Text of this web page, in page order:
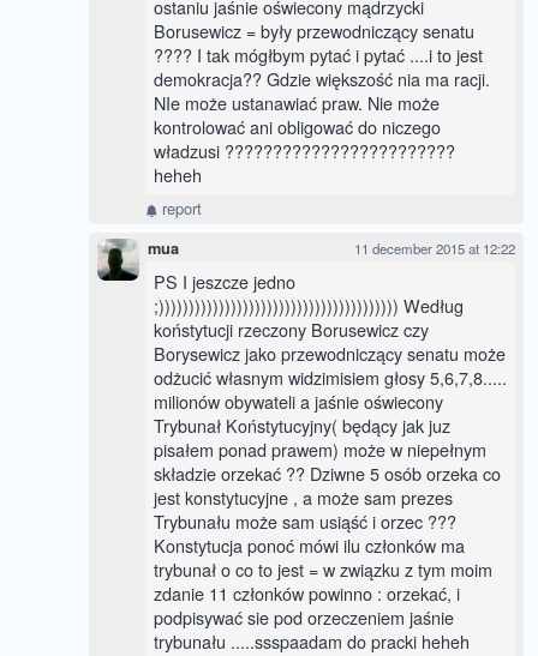
ostaniu jaśnie oświecony mądrzycki
Borusewicz = były przewodniczący senatu
???? I tak mógłbym pytać i pytać ....i to jest
demokracja?? Gdzie większość nia ma racji.
NIe może ustanawiać praw. Nie może
kontrolować ani obligować do niczego
władzusi ????????????????????????
heheh
report
mua 11 december 2015 at 12:22
PS I jeszcze jedno
;)))))))))))))))))))))))))))))))))))))))) Według
koństytucji rzeczony Borusewicz czy
Borysewicz jako przewodniczący senatu może
odżucić własnym widzimisiem głosy 5,6,7,8.....
milionów obywateli a jaśnie oświecony
Trybunał Koństytucyjny( będący jak juz
pisałem ponad prawem) może w niepełnym
składzie orzekać ?? Dziwne 5 osób orzeka co
jest konstytucyjne , a może sam prezes
Trybunału może sam usiąść i orzec ???
Konstytucja ponoć mówi ilu członków ma
trybunał o co to jest = w związku z tym moim
zdanie 11 członków powinno : orzekać, i
podpisywać sie pod orzeczeniem jaśnie
trybunału .....ssspaadam do pracki heheh